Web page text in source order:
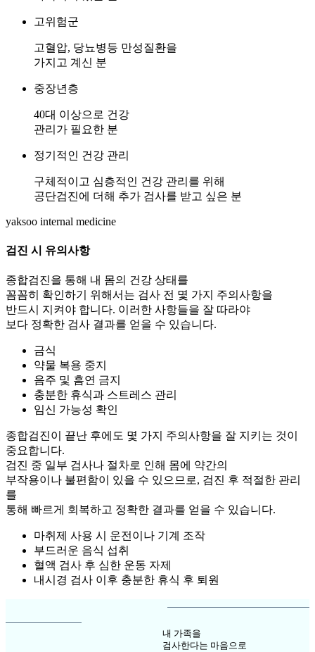
고위험군
고혈압, 당뇨병등 만성질환을
가지고 계신 분
중장년층
40대 이상으로 건강
관리가 필요한 분
정기적인 건강 관리
구체적이고 심층적인 건강 관리를 위해
공단검진에 더해 추가 검사를 받고 싶은 분
yaksoo internal medicine
검진 시 유의사항
종합검진을 통해 내 몸의 건강 상태를
꼼꼼히 확인하기 위해서는 검사 전 몇 가지 주의사항을
반드시 지켜야 합니다. 이러한 사항들을 잘 따라야
보다 정확한 검사 결과를 얻을 수 있습니다.
금식
약물 복용 중지
음주 및 흠연 금지
충분한 휴식과 스트레스 관리
임신 가능성 확인
종합검진이 끝난 후에도 몇 가지 주의사항을 잘 지키는 것이
중요합니다.
검진 중 일부 검사나 절차로 인해 몸에 약간의
부작용이나 불편함이 있을 수 있으므로, 검진 후 적절한 관리
를
통해 빠르게 회복하고 정확한 결과를 얻을 수 있습니다.
마취제 사용 시 운전이나 기계 조작
부드러운 음식 섭취
혈액 검사 후 심한 운동 자제
내시경 검사 이후 충분한 휴식 후 퇴원
내 가족을
검사한다는 마음으로